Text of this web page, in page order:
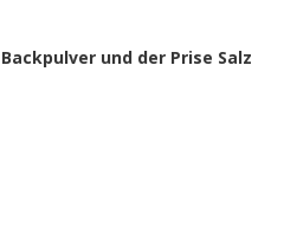
und der Prise Salz